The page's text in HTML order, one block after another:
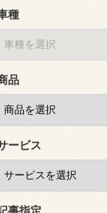
種
品
ービス